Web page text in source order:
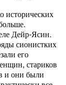
исторических
Дейр-Ясин.
сионистких
его
стариков
и они были